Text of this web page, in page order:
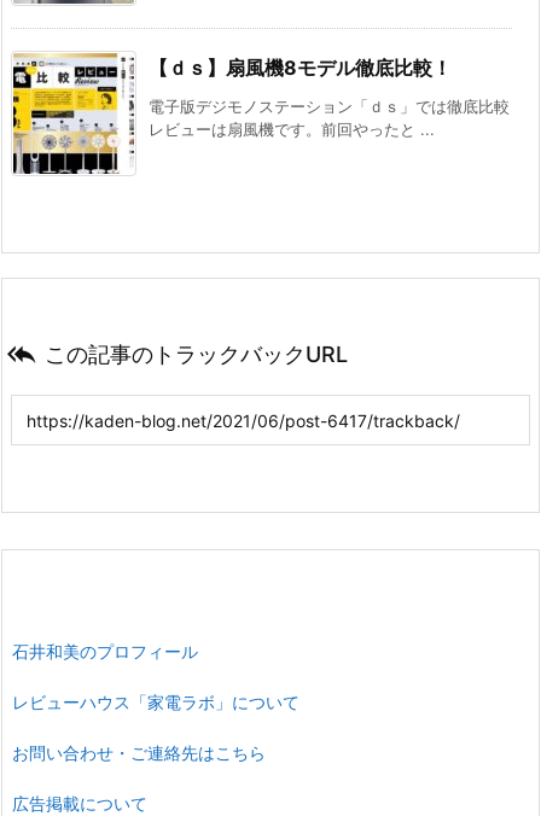
【ｄｓ】扇風機8モデル徹底比較！
電子版デジモノステーション「ｄｓ」では徹底比較
レビューは扇風機です。前回やったと ...
 この記事のトラックバックURL
石井和美のプロフィール
レビューハウス「家電ラボ」について
お問い合わせ・ご連絡先はこちら
広告掲載について